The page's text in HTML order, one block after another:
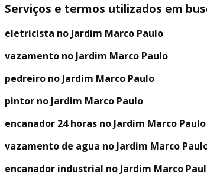
Serviços e termos utilizados em
eletricista no Jardim Marco Paulo
vazamento no Jardim Marco Paulo
pedreiro no Jardim Marco Paulo
pintor no Jardim Marco Paulo
encanador 24 horas no Jardim Marco Paulo
vazamento de agua no Jardim Marco
encanador industrial no Jardim Marco